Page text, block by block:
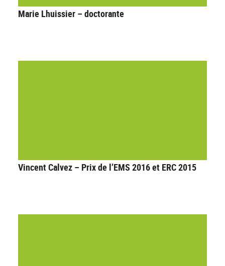
Marie Lhuissier – doctorante
Vincent Calvez – Prix de l’EMS 2016 et ERC 2015